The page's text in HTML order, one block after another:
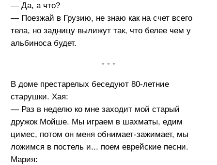
— Да, а что?
— Поезжай в Грузию, не знаю как на счет всего
тела, но задницу вылижут так, что белее чем у
альбиноса будет.
• • •
В доме престарелых беседуют 80-летние
старушки. Хая:
— Раз в неделю ко мне заходит мой старый
дружок Мойше. Мы играем в шахматы, едим
цимес, потом он меня обнимает-зажимает, мы
ложимся в постель и... поем еврейские песни.
Мария: